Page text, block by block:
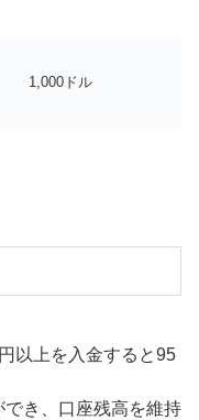
1,000ドル
以上を入金すると95
き、口座残高を維持